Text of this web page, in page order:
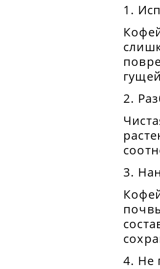
1.
2.
3.
4. Не